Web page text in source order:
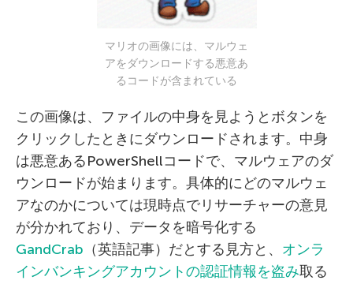
マリオの画像には、マルウェ
アをダウンロードする悪意あ
るコードが含まれている
この画像は、ファイルの中身を見ようとボタンを
クリックしたときにダウンロードされます。中身
は悪意あるPowerShellコードで、マルウェアのダ
ウンロードが始まります。具体的にどのマルウェ
アなのかについては現時点でリサーチャーの意見
が分かれており、データを暗号化する
GandCrab （英語記事）だとする見方と、 オンラ
インバンキングアカウントの認証情報を盗み取る